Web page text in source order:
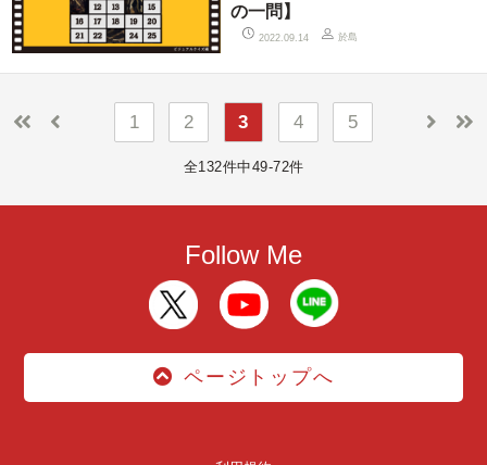
の一問】
2022.09.14 於島
1 2 3 4 5
全132件中49-72件
Follow Me
ページトップへ